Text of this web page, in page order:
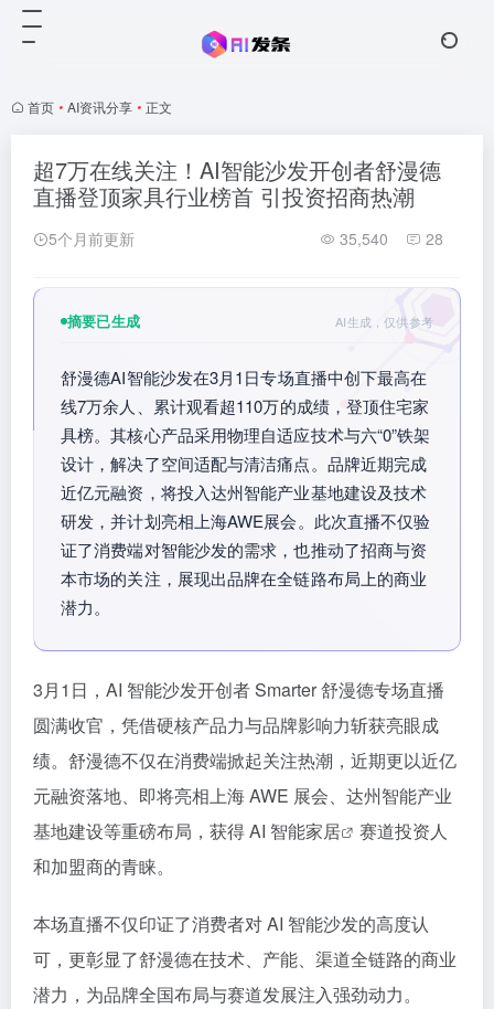
首页 • AI资讯分享 • 正文
超7万在线关注！AI智能沙发开创者舒漫德
直播登顶家具行业榜首 引投资招商热潮
5个月前更新 35,540 28
摘要已生成 AI生成，仅供参考
舒漫德AI智能沙发在3月1日专场直播中创下最高在
线7万余人、累计观看超110万的成绩，登顶住宅家
具榜。其核心产品采用物理自适应技术与六“0”铁架
设计，解决了空间适配与清洁痛点。品牌近期完成
近亿元融资，将投入达州智能产业基地建设及技术
研发，并计划亮相上海AWE展会。此次直播不仅验
证了消费端对智能沙发的需求，也推动了招商与资
本市场的关注，展现出品牌在全链路布局上的商业
潜力。
3月1日，AI 智能沙发开创者 Smarter 舒漫德专场直播
圆满收官，凭借硬核产品力与品牌影响力斩获亮眼成
绩。舒漫德不仅在消费端掀起关注热潮，近期更以近亿
元融资落地、即将亮相上海 AWE 展会、达州智能产业
基地建设等重磅布局，获得 AI 智能家居
赛道投资人
和加盟商的青睐。
本场直播不仅印证了消费者对 AI 智能沙发的高度认
可，更彰显了舒漫德在技术、产能、渠道全链路的商业
潜力，为品牌全国布局与赛道发展注入强劲动力。